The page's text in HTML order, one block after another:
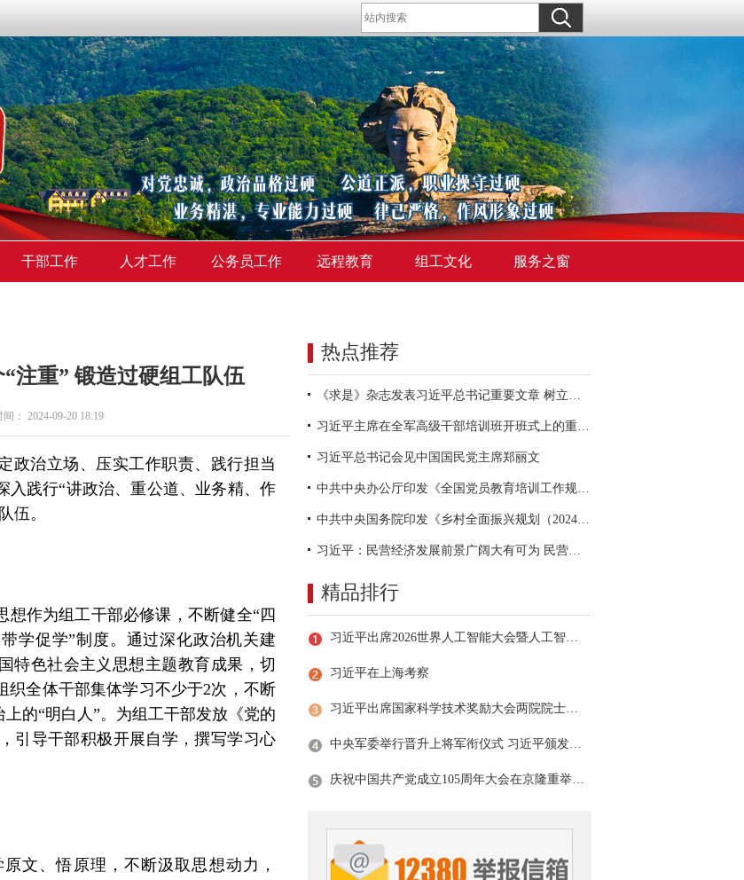
干部工作 人才工作 公务员工作 远程教育 组工文化 服务之窗
注重” 锻造过硬组工队伍
： 2024-09-20 18:19
政治立场、压实工作职责、践行担当
入践行“讲政治、重公道、业务精、作
伍。
作为组工干部必修课，不断健全“四
学促学”制度。通过深化政治机关建
特色社会主义思想主题教育成果，切
织全体干部集体学习不少于2次，不断
的“明白人”。为组工干部发放《党的
引导干部积极开展自学，撰写学习心
文、悟原理，不断汲取思想动力，
热点推荐
《求是》杂志发表习近平总书记重要文章 树立和践行正确政绩观
习近平主席在全军高级干部培训班开班式上的重要讲话引领全军开展思想整风、深化政治整训
习近平总书记会见中国国民党主席郑丽文
中共中央办公厅印发《全国党员教育培训工作规划（2024－2028年）》
中共中央国务院印发《乡村全面振兴规划（2024—2027年）》
习近平：民营经济发展前景广阔大有可为 民营企业和民营企业家大显身手正当其时
精品排行
习近平出席2026世界人工智能大会暨人工智能全球治理高级别会议开幕式并发表主旨讲话
习近平在上海考察
习近平出席国家科学技术奖励大会两院院士大会中国科协第十一次全国代表大会并发表重要讲话
中央军委举行晋升上将军衔仪式 习近平颁发命令状并向晋衔的军官表示祝贺
庆祝中国共产党成立105周年大会在京隆重举行 习近平发表重要讲话